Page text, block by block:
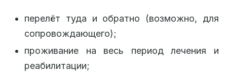
перелёт туда и обратно (возможно, для
сопровождающего);
проживание на весь период лечения и
реабилитации;